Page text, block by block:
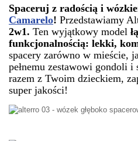
Spaceruj z radością i
Camarelo! Przedstawiamy
2w1. Ten wyjątkowy model
funkcjonalnością: lekki,
spacery zarówno w mieście,
pełnemu zestawowi gondoli
razem z Twoim dzieckiem,
super jakości!